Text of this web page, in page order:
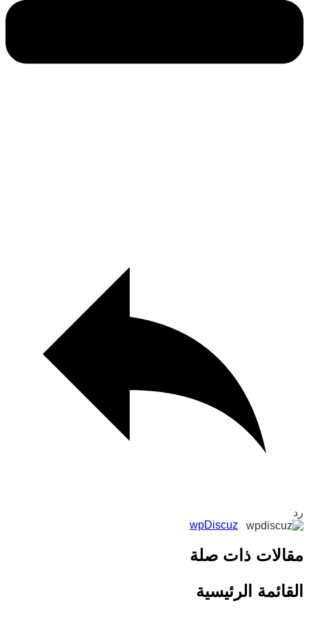
wpDiscuz
ذات صلة
الرئيسية